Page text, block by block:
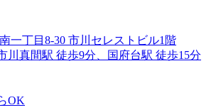
一丁目8-30 市川セレストビル1階
川真間駅 徒歩9分、国府台駅 徒歩15分
OK